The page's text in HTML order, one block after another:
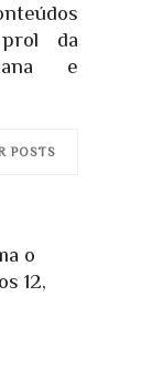
da
e
POSTS
o
12,